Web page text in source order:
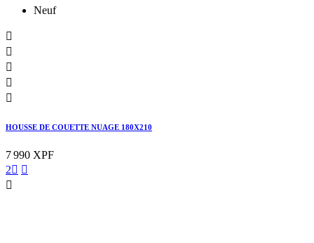
Neuf





HOUSSE DE COUETTE NUAGE 180X210
7 990 XPF
2 
